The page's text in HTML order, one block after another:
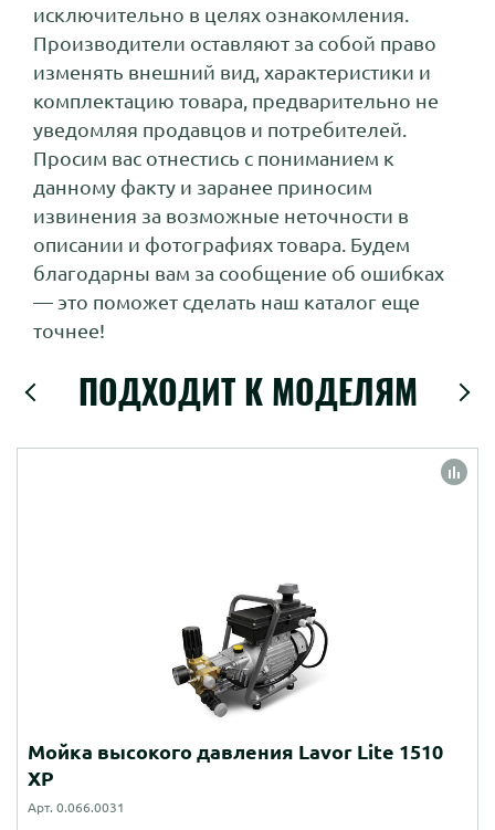
исключительно в целях ознакомления.
Производители оставляют за собой право
изменять внешний вид, характеристики и
комплектацию товара, предварительно не
уведомляя продавцов и потребителей.
Просим вас отнестись с пониманием к
данному факту и заранее приносим
извинения за возможные неточности в
описании и фотографиях товара. Будем
благодарны вам за сообщение об ошибках
— это поможет сделать наш каталог еще
точнее!
ПОДХОДИТ К МОДЕЛЯМ
Мойка высокого давления Lavor Lite 1510
XP
Арт. 0.066.0031